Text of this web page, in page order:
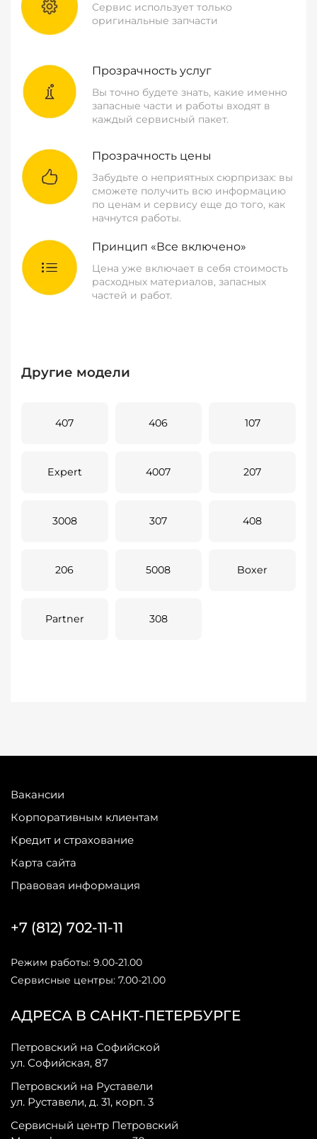
Сервис использует только
оригинальные запчасти
Прозрачность услуг
Вы точно будете знать, какие именно
запасные части и работы входят в
каждый сервисный пакет.
Прозрачность цены
Забудьте о неприятных сюрпризах: вы
сможете получить всю информацию
по ценам и сервису еще до того, как
начнутся работы.
Принцип «Все включено»
Цена уже включает в себя стоимость
расходных материалов, запасных
частей и работ.
Другие модели
407 406 107
Expert 4007 207
3008 307 408
206 5008 Boxer
Partner 308
Вакансии
Корпоративным клиентам
Кредит и страхование
Карта сайта
Правовая информация
АДРЕСА В САНКТ-ПЕТЕРБУРГЕ
Петровский на Софийской
ул. Софийская, 87
Петровский на Руставели
ул. Руставели, д. 31, корп. 3
Сервисный центр Петровский
+7 (812) 702-11-11
Режим работы: 9.00-21.00
Сервисные центры: 7.00-21.00